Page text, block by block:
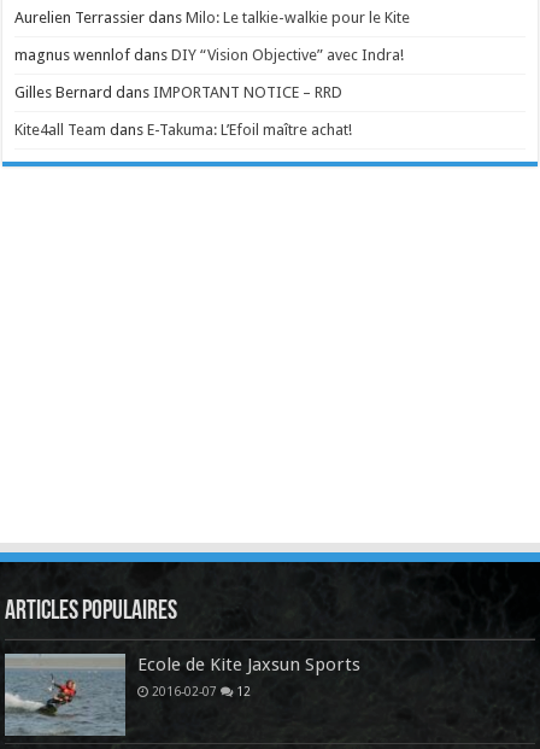
Aurelien Terrassier dansMilo: Le talkie-walkie pour le Kite
magnus wennlof dansDIY “Vision Objective” avec Indra!
Gilles Bernard dansIMPORTANT NOTICE – RRD
Kite4all Team dansE-Takuma: L’Efoil maître achat!
Articles Populaires
Ecole de Kite Jaxsun Sports
2016-02-07 12